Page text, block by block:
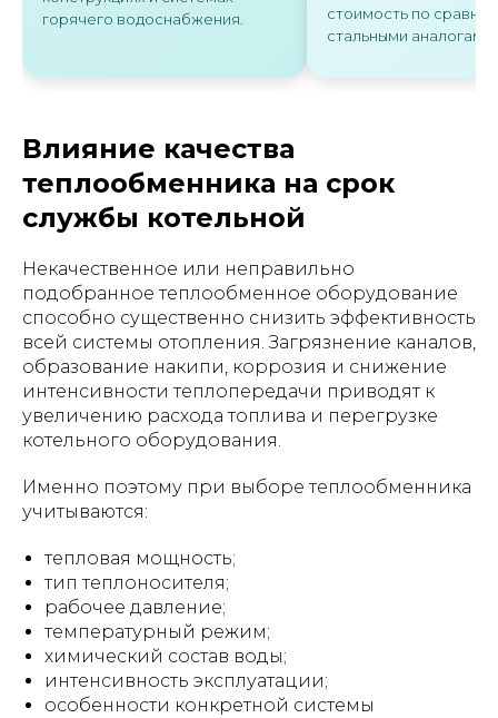
горячего водоснабжения.
стоимость по
стальными аналогами.
Влияние качества
теплообменника на срок
службы котельной
Некачественное или неправильно
подобранное теплообменное оборудование
способно существенно снизить эффективность
всей системы отопления. Загрязнение каналов,
образование накипи, коррозия и снижение
интенсивности теплопередачи приводят к
увеличению расхода топлива и перегрузке
котельного оборудования.
Именно поэтому при выборе теплообменника
учитываются:
тепловая мощность;
тип теплоносителя;
рабочее давление;
температурный режим;
химический состав воды;
интенсивность эксплуатации;
особенности конкретной системы